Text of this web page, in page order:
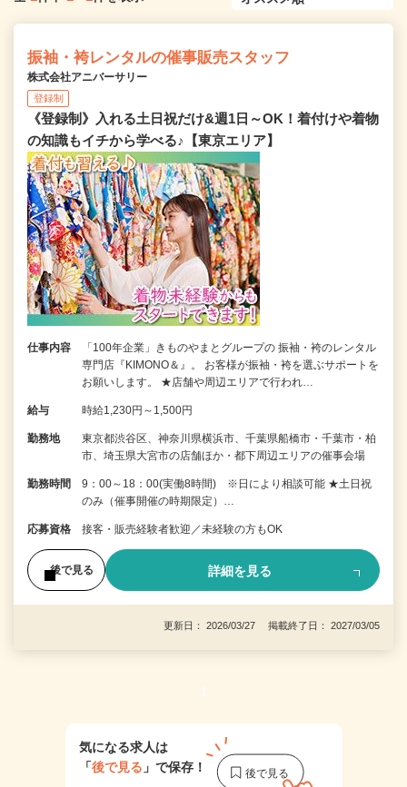
振袖・袴レンタルの催事販売スタッフ
株式会社アニバーサリー
登録制
《登録制》入れる土日祝だけ&週1日～OK！着付けや着物
の知識もイチから学べる♪【東京エリア】
仕事内容
「100年企業」きものやまとグループの 振袖・袴のレンタル
専門店『KIMONO＆』。 お客様が振袖・袴を選ぶサポートを
お願いします。 ★店舗や周辺エリアで行われ…
給与 時給1,230円～1,500円
勤務地
東京都渋谷区、神奈川県横浜市、千葉県船橋市・千葉市・柏
市、埼玉県大宮市の店舗ほか・都下周辺エリアの催事会場
勤務時間
9：00～18：00(実働8時間) ※日により相談可能 ★土日祝
のみ（催事開催の時期限定）…
応募資格 接客・販売経験者歓迎／未経験の方もOK
後で見る 詳細を見る
更新日： 2026/03/27 掲載終了日： 2027/03/05
1
気になる求人は
「後で見る 」で保存！